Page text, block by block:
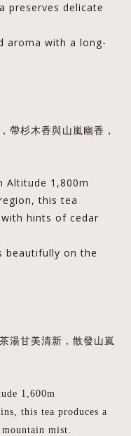
preserves delicate
aroma with a long-
帶杉木香與山嵐幽香，
Altitude 1,800m
this tea
hints of cedar
beautifully on the
湯甘美清新，散發山嵐
1,600m
this tea produces a
mist.